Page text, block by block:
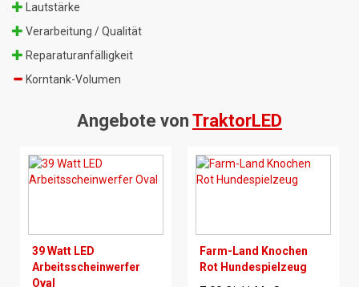
Lautstärke
Verarbeitung / Qualität
Reparaturanfälligkeit
Korntank-Volumen
Angebote von TraktorLED
39 Watt LED
Arbeitsscheinwerfer
Oval
Farm-Land Knochen
Rot Hundespielzeug